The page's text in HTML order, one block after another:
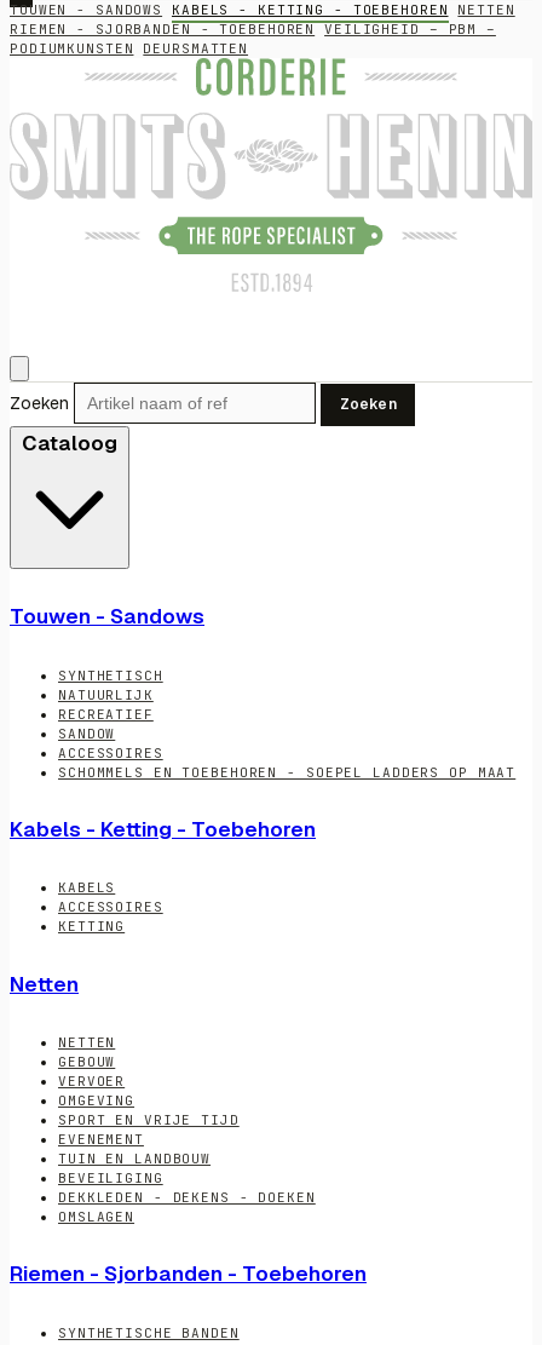
TOUWEN - SANDOWS KABELS - KETTING - TOEBEHOREN
NETTEN
RIEMEN - SJORBANDEN - TOEBEHOREN
VEILIGHEID – PBM –
PODIUMKUNSTEN
DEURSMATTEN
Zoeken Zoeken
Cataloog
Touwen - Sandows
SYNTHETISCH
NATUURLIJK
RECREATIEF
SANDOW
ACCESSOIRES
SCHOMMELS EN TOEBEHOREN - SOEPEL LADDERS OP MAAT
Kabels - Ketting - Toebehoren
KABELS
ACCESSOIRES
KETTING
Netten
NETTEN
GEBOUW
VERVOER
OMGEVING
SPORT EN VRIJE TIJD
EVENEMENT
TUIN EN LANDBOUW
BEVEILIGING
DEKKLEDEN - DEKENS - DOEKEN
OMSLAGEN
Riemen - Sjorbanden - Toebehoren
SYNTHETISCHE BANDEN